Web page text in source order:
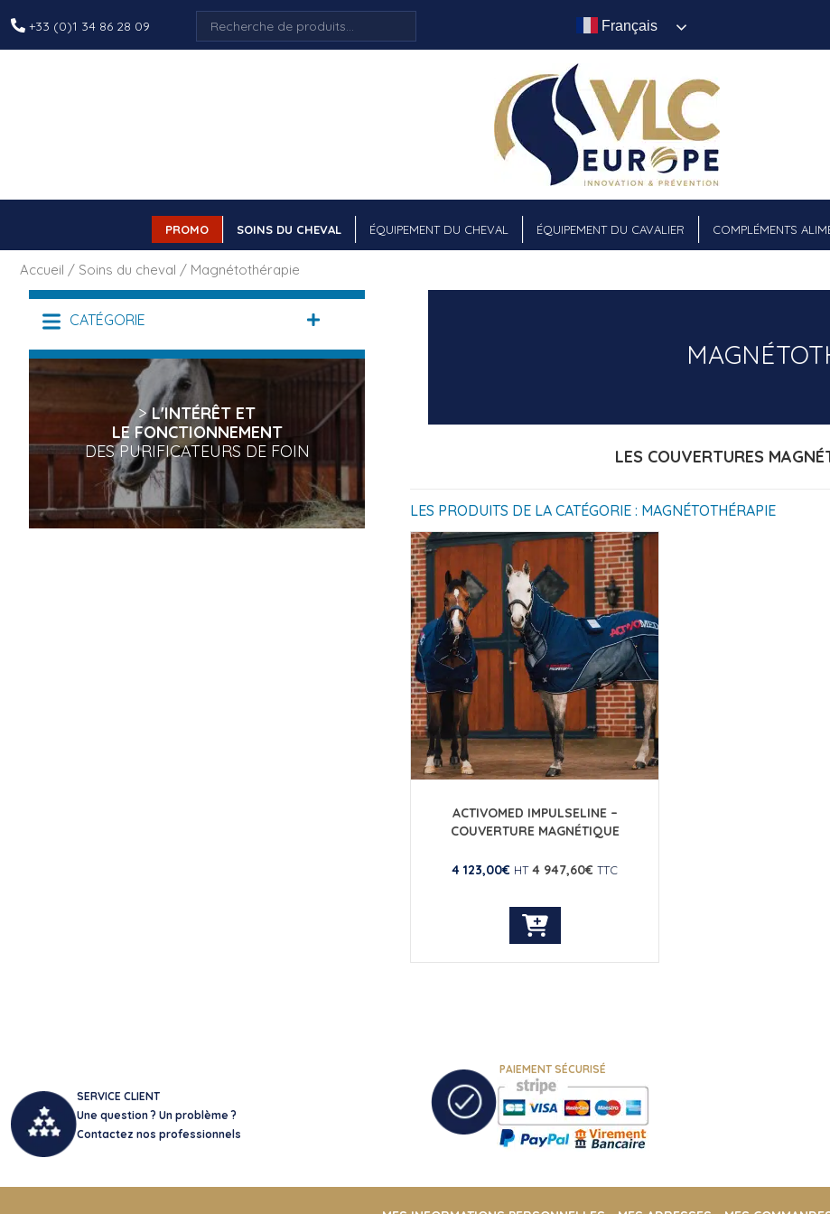
+33 (0)1 34 86 28 09
Recherche
pour :
PROMO SOINS DU CHEVAL ÉQUIPEMENT DU CHEVAL ÉQUIPEMENT DU CAVALIER COMPLÉMENTS
Accueil / Soins du cheval / Magnétothérapie
CATÉGORIE DÉPLIER
>L'INTÉRÊT ET
LE FONCTIONNEMENT
DES PURIFICATEURS DE FOIN
LES COUVERTURES
LES PRODUITS DE LA CATÉGORIE : MAGNÉTOTHÉRAPIE
ACTIVOMED IMPULSELINE –
COUVERTURE MAGNÉTIQUE
4 123,00€ HT4 947,60€ TTC
SERVICE CLIENT
Une question ? Un problème ?
Contactez nos professionnels
PAIEMENT SÉCURISÉ
Français